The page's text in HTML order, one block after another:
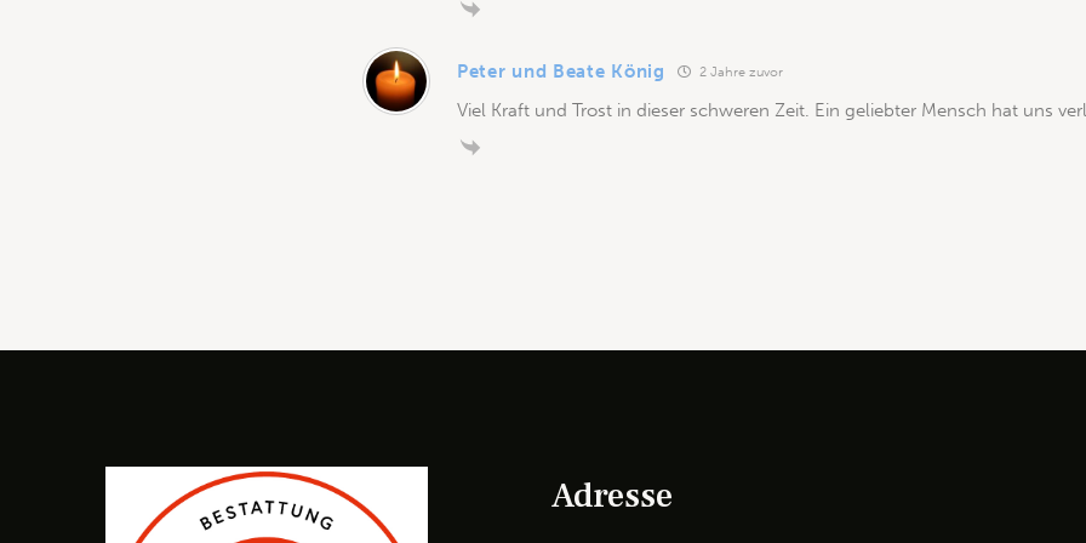
Peter und Beate König 2 Jahre zuvor
Viel Kraft und Trost in dieser schweren Zeit. Ein geliebter Mensch hat uns
Adresse